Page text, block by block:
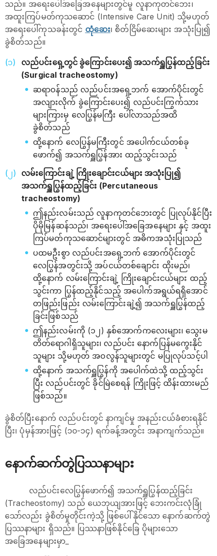
သည်။ အရေးပေါ်အခြေအနေများတွင်မူ လူနာကုတင်ဘေး၊
အထူးကြပ်မတ်ကုသဆောင် (Intensive Care Unit) သို့မဟုတ်
အရေးပေါ်ကုသခန်းတွင် ထုံဆေး၊ စိတ်ငြိမ်ဆေးများ အသုံးပြု၍
ခွဲစိတ်သည်။
လည်ပင်းရှေ့တွင် ခွဲကြောင်းပေး၍ အသက်ရှူပြွန်ထည့်ခြင်း
(Surgical tracheostomy)
ဆရာဝန်သည် လည်ပင်းအရှေ့ဘက် အောက်ပိုင်းတွင်
အလျားလိုက် ခွဲကြောင်းပေး၍ လည်ပင်းကြွက်သား
များကြားမှ လေပြွန်မကြီး ပေါ်လာသည်အထိ
ခွဲစိတ်သည်
ထို့နောက် လေပြွန်မကြီးတွင် အပေါက်ငယ်တစ်ခု
ဖောက်၍ အသက်ရှူပြွန်အား ထည့်သွင်းသည်
လမ်းကြောင်းချဲ့ ကြိုးချောင်းငယ်များ အသုံးပြု၍
အသက်ရှူပြွန်ထည့်ခြင်း (Percutaneous
tracheostomy)
ဤနည်းလမ်းသည် လူနာကုတင်ဘေးတွင် ပြုလုပ်နိုင်ပြီး
ပိုမိုမြန်ဆန်သည်၊ အရေးပေါ်အခြေအနေများ နှင့် အထူး
ကြပ်မတ်ကုသဆောင်များတွင် အဓိကအသုံးပြုသည်
ပထမဦးစွာ လည်ပင်းအရှေ့ဘက် အောက်ပိုင်းတွင်
လေပြွန်အတွင်းသို့ အပ်ငယ်တစ်ချောင်း ထိုးမည်၊
ထို့နောက် လမ်းကြောင်းချဲ့ ကြိုးချောင်းငယ်များ ထည့်
သွင်းကာ ပြွန်ထည့်နိုင်သည့် အပေါက်အရွယ်ရရှိအောင်
တဖြည်းဖြည်း လမ်းကြောင်းချဲ့၍ အသက်ရှူပြွန်ထည့်
ခြင်းဖြစ်သည်
ဤနည်းလမ်းကို (၁၂) နှစ်အောက်ကလေးများ၊ သွေးမ
တိတ်ရောဂါရှိသူများ၊ လည်ပင်း နောက်ပြန်မကွေးနိုင်
သူများ သို့မဟုတ် အဝလွန်သူများတွင် မပြုလုပ်သင့်ပါ
ထို့နောက် အသက်ရှူပြွန်ကို အပေါက်ထဲသို့ ထည့်သွင်း
ပြီး လည်ပင်းတွင် ခိုင်မြဲစေရန် ကြိုးဖြင့် ထိန်းထားမည်
ဖြစ်သည်။
ခွဲစိတ်ပြီးနောက် လည်ပင်းတွင် နာကျင်မှု အနည်းငယ်ခံစားရနိုင်
ပြီး၊ ပုံမှန်အားဖြင့် (၁၀-၁၄) ရက်ခန့်အတွင်း အနာကျက်သည်။
နောက်ဆက်တွဲပြဿနာများ
လည်ပင်းလေပြွန်ဖောက်၍ အသက်ရှူပြွန်ထည့်ခြင်း
(Tracheostomy) သည် ယေဘုယျအားဖြင့် ဘေးကင်းလုံခြုံ
သော်လည်း ခွဲစိတ်မှုတိုင်းကဲ့သို့ ဖြစ်ပေါ်နိုင်သော နောက်ဆက်တွဲ
ပြဿနာများ ရှိသည်။ ပြဿနာဖြစ်နိုင်ခြေ ပိုများသော
အခြေအနေများမှာ_